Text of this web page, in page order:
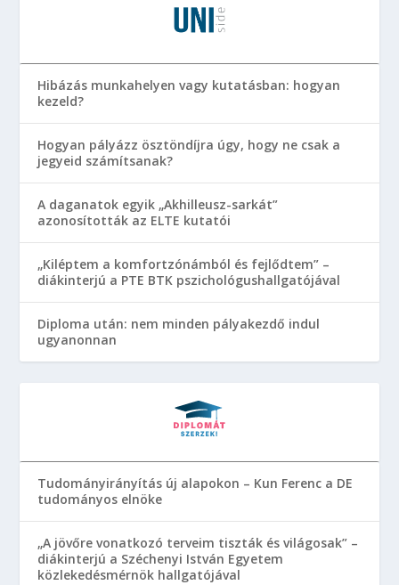
Hibázás munkahelyen vagy kutatásban: hogyan
kezeld?
Hogyan pályázz ösztöndíjra úgy, hogy ne csak a
jegyeid számítsanak?
A daganatok egyik „Akhilleusz-sarkát”
azonosították az ELTE kutatói
„Kiléptem a komfortzónámból és fejlődtem” –
diákinterjú a PTE BTK pszichológushallgatójával
Diploma után: nem minden pályakezdő indul
ugyanonnan
Tudományirányítás új alapokon – Kun Ferenc a DE
tudományos elnöke
„A jövőre vonatkozó terveim tiszták és világosak” –
diákinterjú a Széchenyi István Egyetem
közlekedésmérnök hallgatójával